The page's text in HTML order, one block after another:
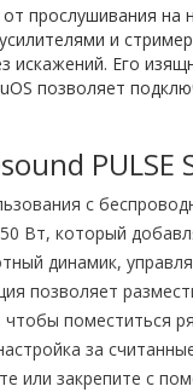
прослушивания
и
искажений. Его
позволяет
PULSE
с
Вт, который
динамик,
позволяет
поместиться
за
или закрепите с